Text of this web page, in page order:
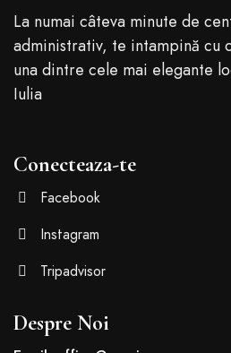
La numai câteva minute de
administrativ, te intampină cu
una dintre cele mai elegante
Iulia
Conecteaza-te
Facebook
Instagram
Tripadvisor
Despre Noi